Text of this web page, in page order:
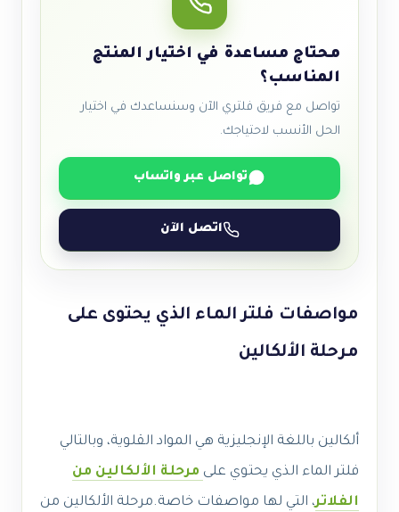
محتاج مساعدة في اختيار المنتج
المناسب؟
تواصل مع فريق فلتري الآن وسنساعدك في اختيار
الحل الأنسب لاحتياجك.
تواصل عبر واتساب
اتصل الآن
مواصفات فلتر الماء الذي يحتوى على
مرحلة الألكالين
ألكالين باللغة الإنجليزية هي المواد القلوية، وبالتالي
فلتر الماء الذي يحتوي على مرحلة الألكالين من
الفلاتر، التي لها مواصفات خاصة.مرحلة الألكالين من